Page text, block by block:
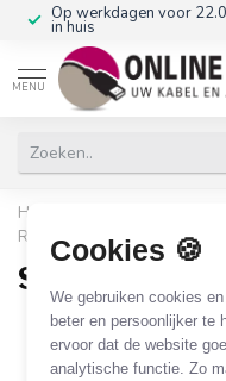
Cookies 🍪
We gebruiken cookies
beter en persoonlijker te
ervoor dat de website
analytische functie. Zo
Op werkdagen voor
in huis
MENU
Home
Reinigingsmiddel
1 PRODUCT
Filters